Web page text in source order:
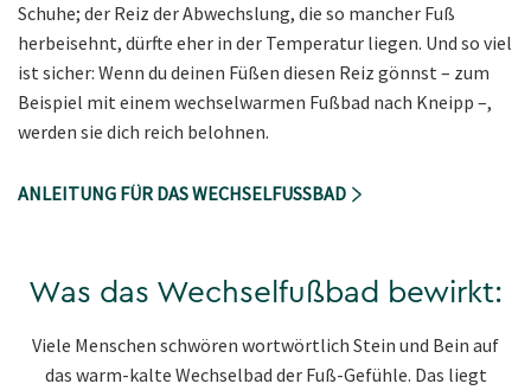
Schuhe; der Reiz der Abwechslung, die so mancher Fuß
herbeisehnt, dürfte eher in der Temperatur liegen. Und so viel
ist sicher: Wenn du deinen Füßen diesen Reiz gönnst – zum
Beispiel mit einem wechselwarmen Fußbad nach Kneipp –,
werden sie dich reich belohnen.
ANLEITUNG FÜR DAS WECHSELFUSSBAD
Was das Wechselfußbad bewirkt:
Viele Menschen schwören wortwörtlich Stein und Bein auf
das warm-kalte Wechselbad der Fuß-Gefühle. Das liegt